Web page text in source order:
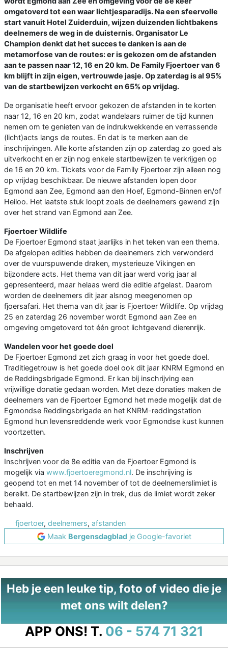
omgetoverd tot een waar lichtjesparadijs. Na een sfeervolle
start vanuit Hotel Zuiderduin, wijzen duizenden lichtbakens
deelnemers de weg in de duisternis. Organisator Le
Champion denkt dat het succes te danken is aan de
metamorfose van de routes: er is gekozen om de afstanden
aan te passen naar 12, 16 en 20 km. De Family Fjoertoer van 6
km blijft in zijn eigen, vertrouwde jasje. Op zaterdag is al 95%
van de startbewijzen verkocht en 65% op vrijdag.
De organisatie heeft ervoor gekozen de afstanden in te korten
naar 12, 16 en 20 km, zodat wandelaars ruimer de tijd kunnen
nemen om te genieten van de indrukwekkende en verrassende
(licht)acts langs de routes. En dat is te merken aan de
inschrijvingen. Alle korte afstanden zijn op zaterdag zo goed als
uitverkocht en er zijn nog enkele startbewijzen te verkrijgen op
de 16 en 20 km. Tickets voor de Family Fjoertoer zijn alleen nog
op vrijdag beschikbaar. De nieuwe afstanden lopen door
Egmond aan Zee, Egmond aan den Hoef, Egmond-Binnen en/of
Heiloo. Het laatste stuk loopt zoals de deelnemers gewend zijn
over het strand van Egmond aan Zee.
Fjoertoer Wildlife
De Fjoertoer Egmond staat jaarlijks in het teken van een thema.
De afgelopen edities hebben de deelnemers zich verwonderd
over de vuurspuwende draken, mysterieuze Vikingen en
bijzondere acts. Het thema van dit jaar werd vorig jaar al
gepresenteerd, maar helaas werd die editie afgelast. Daarom
worden de deelnemers dit jaar alsnog meegenomen op
fjoersafari. Het thema van dit jaar is Fjoertoer Wildlife. Op vrijdag
25 en zaterdag 26 november wordt Egmond aan Zee en
omgeving omgetoverd tot één groot lichtgevend dierenrijk.
Wandelen voor het goede doel
De Fjoertoer Egmond zet zich graag in voor het goede doel.
Traditiegetrouw is het goede doel ook dit jaar KNRM Egmond en
de Reddingsbrigade Egmond. Er kan bij inschrijving een
vrijwillige donatie gedaan worden. Met deze donaties maken de
deelnemers van de Fjoertoer Egmond het mede mogelijk dat de
Egmondse Reddingsbrigade en het KNRM-reddingstation
Egmond hun levensreddende werk voor Egmondse kust kunnen
voortzetten.
Inschrijven
Inschrijven voor de 8e editie van de Fjoertoer Egmond is
mogelijk via www.fjoertoeregmond.nl. De inschrijving is
geopend tot en met 14 november of tot de deelnemerslimiet is
bereikt. De startbewijzen zijn in trek, dus de limiet wordt zeker
behaald.
fjoertoer, deelnemers, afstanden
Maak Bergensdagbladje Google-favoriet
Heb je een leuke tip, foto of video die je
met ons wilt delen?
APP ONS! T. 06 - 574 71 321